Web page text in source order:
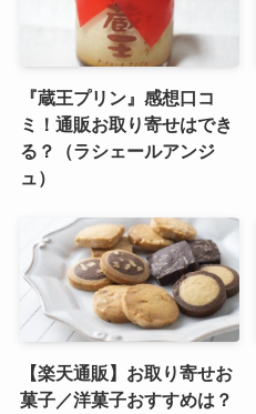
『蔵王プリン』感想口コ
ミ！通販お取り寄せはでき
る？（ラシェールアンジ
ュ）
【楽天通販】お取り寄せお
菓子／洋菓子おすすめは？